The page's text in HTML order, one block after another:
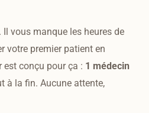
vous manque les heures de
votre premier patient en
est conçu pour ça : 1 médecin
à la fin. Aucune attente,